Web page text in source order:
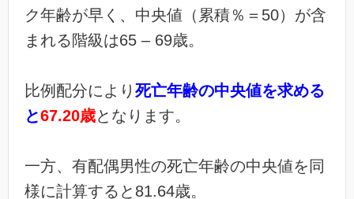
ク年齢が早く、中央値（累積％＝50）が含
まれる階級は65 – 69歳。
比例配分により 死亡年齢の中央値を求める
と67.20歳となります。
一方、有配偶男性の死亡年齢の中央値を同
様に計算すると81.64歳。